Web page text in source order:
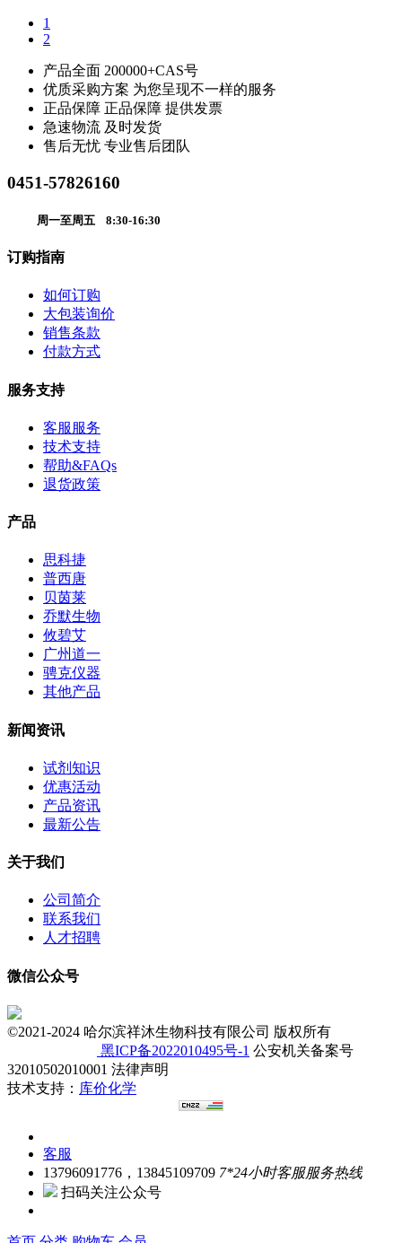
1
2
产品全面 200000+CAS号
优质采购方案 为您呈现不一样的服务
正品保障 正品保障 提供发票
急速物流 及时发货
售后无忧 专业售后团队
0451-57826160
周一至周五 8:30-16:30
订购指南
如何订购
大包装询价
销售条款
付款方式
服务支持
客服服务
技术支持
帮助&FAQs
退货政策
产品
思科捷
普西唐
贝茵莱
乔默生物
攸碧艾
广州道一
骋克仪器
其他产品
新闻资讯
试剂知识
优惠活动
产品资讯
最新公告
关于我们
公司简介
联系我们
人才招聘
微信公众号
©2021-2024 哈尔滨祥沐生物科技有限公司 版权所有
黑ICP备2022010495号-1 公安机关备案号
32010502010001 法律声明
技术支持： 库价化学
客服
13796091776，13845109709 7*24小时客服服务热线
扫码关注公众号